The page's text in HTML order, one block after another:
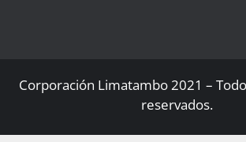
Corporación Limatambo 2021 –
reservados.